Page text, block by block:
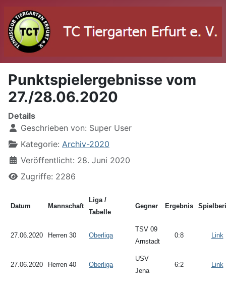
Punktspielergebnisse vom
27./28.06.2020
Details
Geschrieben von: Super User
Kategorie: Archiv-2020
Veröffentlicht: 28. Juni 2020
Zugriffe: 2286
Datum Mannschaft
Liga /
Tabelle
Gegner Ergebnis
27.06.2020 Herren 30 Oberliga
TSV 09
Arnstadt
0:8 Link
27.06.2020 Herren 40 Oberliga
USV
Jena
6:2 Link